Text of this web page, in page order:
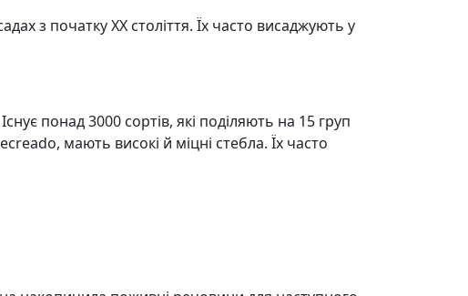
з початку ХХ століття. Їх часто висаджують у
понад 3000 сортів, які поділяють на 15 груп
мають високі й міцні стебла. Їх часто